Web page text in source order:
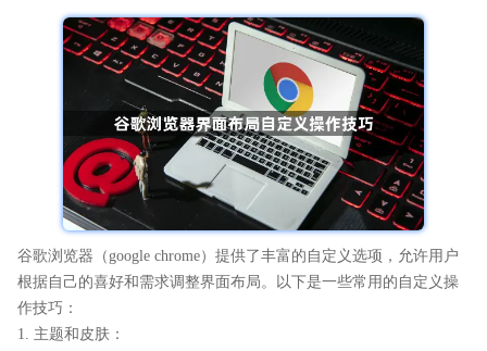
谷歌浏览器（google chrome）提供了丰富的自定义选项，允许用户
根据自己的喜好和需求调整界面布局。以下是一些常用的自定义操
作技巧：
1. 主题和皮肤：